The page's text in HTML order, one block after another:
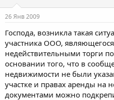
е
м
ы
ч
л
26 Янв 2009
Господа, возникла такая
участника ООО,
недействительными торги
основании того, что в
недвижимости не были
участке и правах аренды на
документами можно